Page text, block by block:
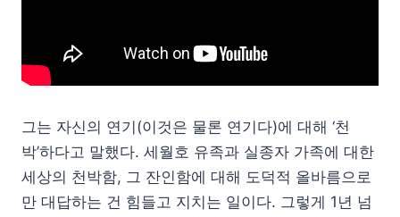
그는 자신의 연기(이것은 물론 연기다)에 대해 ‘천
박’하다고 말했다. 세월호 유족과 실종자 가족에 대한
세상의 천박함, 그 잔인함에 대해 도덕적 올바름으로
만 대답하는 건 힘들고 지치는 일이다. 그렇게 1년 넘